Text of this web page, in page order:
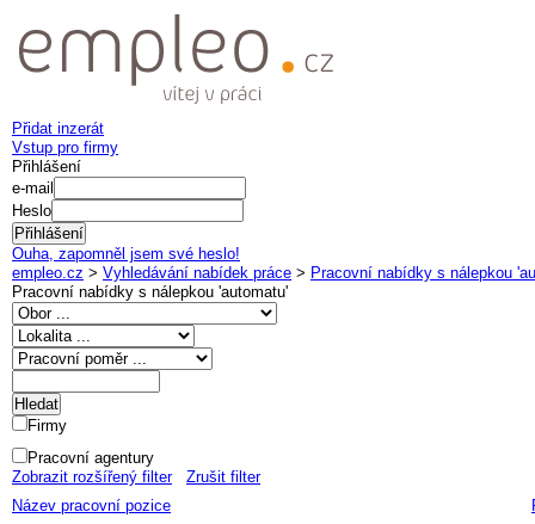
Přidat inzerát
Vstup pro firmy
Přihlášení
e-mail
Heslo
Ouha, zapomněl jsem své heslo!
empleo.cz > Vyhledávání nabídek práce > Pracovní nabídky s nálepkou
Pracovní nabídky s nálepkou 'automatu'
Firmy
Pracovní agentury
Zobrazit rozšířený filter
Zrušit filter
Název pracovní pozice